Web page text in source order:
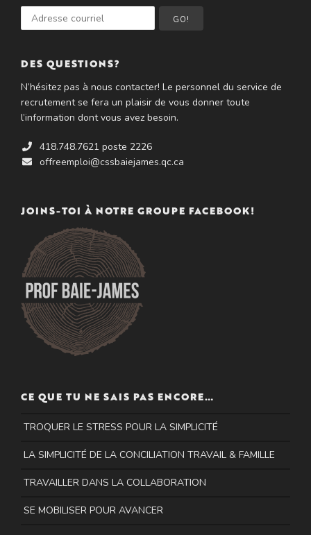
GO!
DES QUESTIONS?
N’hésitez pas à nous contacter! Le personnel du service de
recrutement se fera un plaisir de vous donner toute
l’information dont vous avez besoin.
418.748.7621 poste 2226
offreemploi@cssbaiejames.qc.ca
JOINS-TOI À NOTRE GROUPE FACEBOOK!
CE QUE TU NE SAIS PAS ENCORE…
TROQUER LE STRESS POUR LA SIMPLICITÉ
LA SIMPLICITÉ DE LA CONCILIATION TRAVAIL & FAMILLE
TRAVAILLER DANS LA COLLABORATION
SE MOBILISER POUR AVANCER